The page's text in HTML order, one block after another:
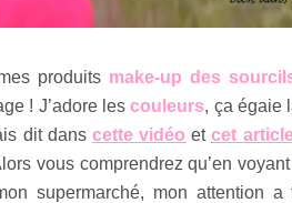
produits make-up des
! J’adore lescouleurs, ça égaie
dit dans cette vidéo etcet
vous comprendrez qu’en
supermarché, mon attention